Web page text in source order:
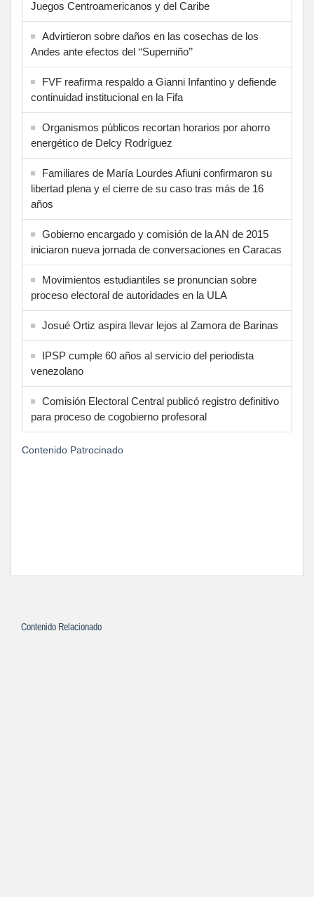
Juegos Centroamericanos y del Caribe
Advirtieron sobre daños en las cosechas de los
Andes ante efectos del ‘‘Superniño’’
FVF reafirma respaldo a Gianni Infantino y defiende
continuidad institucional en la Fifa
Organismos públicos recortan horarios por ahorro
energético de Delcy Rodríguez
Familiares de María Lourdes Afiuni confirmaron su
libertad plena y el cierre de su caso tras más de 16
años
Gobierno encargado y comisión de la AN de 2015
iniciaron nueva jornada de conversaciones en Caracas
Movimientos estudiantiles se pronuncian sobre
proceso electoral de autoridades en la ULA
Josué Ortiz aspira llevar lejos al Zamora de Barinas
IPSP cumple 60 años al servicio del periodista
venezolano
Comisión Electoral Central publicó registro definitivo
para proceso de cogobierno profesoral
Contenido Patrocinado
Contenido Relacionado